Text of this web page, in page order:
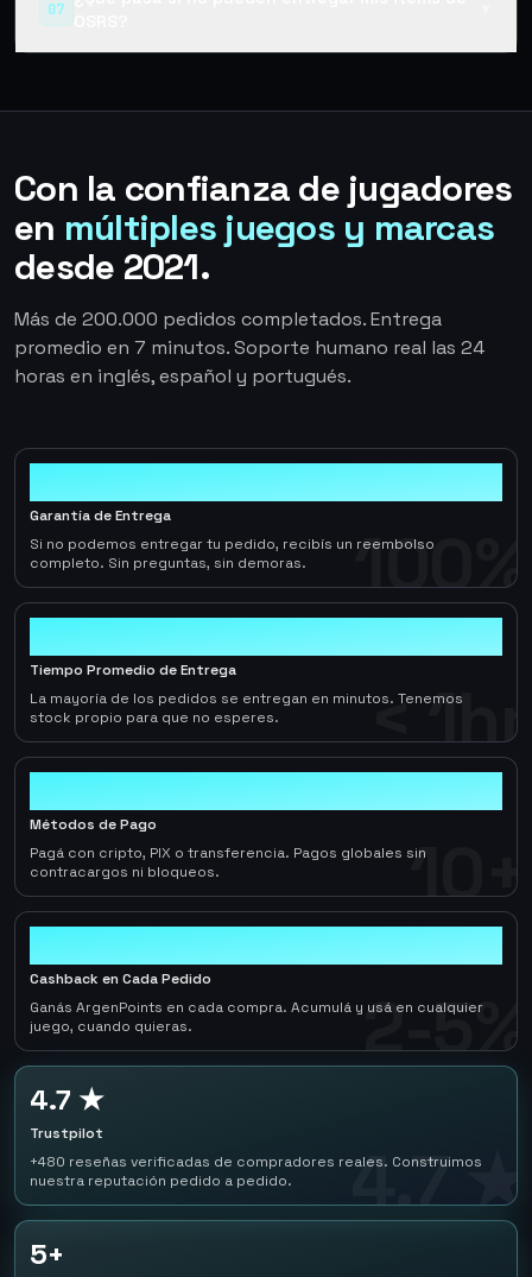
07
OSRS?
Con la confianza de jugadores
en múltiples juegos y marcas
desde 2021.
Más de 200.000 pedidos completados. Entrega
promedio en 7 minutos. Soporte humano real las 24
horas en inglés, español y portugués.
100%
Garantía de Entrega
Si no podemos entregar tu pedido, recibís un reembolso
completo. Sin preguntas, sin demoras.
< 1hr
Tiempo Promedio de Entrega
La mayoría de los pedidos se entregan en minutos. Tenemos
stock propio para que no esperes.
10+
Métodos de Pago
Pagá con cripto, PIX o transferencia. Pagos globales sin
contracargos ni bloqueos.
2-5%
Cashback en Cada Pedido
Ganás ArgenPoints en cada compra. Acumulá y usá en cualquier
juego, cuando quieras.
4.7 ★
4.7 ★
Trustpilot
+480 reseñas verificadas de compradores reales. Construimos
nuestra reputación pedido a pedido.
5+